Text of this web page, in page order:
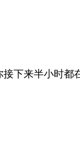
下来半小时都